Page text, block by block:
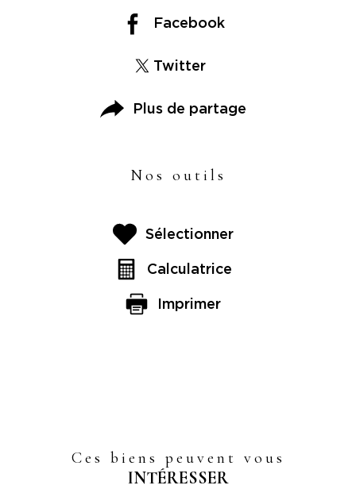
Facebook
Twitter
Plus de partage
Nos outils
Sélectionner
Calculatrice
Imprimer
Ces biens peuvent vous
INTÉRESSER